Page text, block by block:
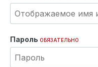
Пароль ОБЯЗАТЕЛЬНО